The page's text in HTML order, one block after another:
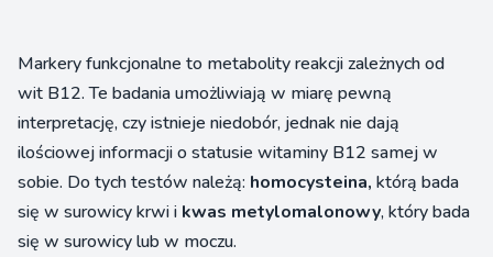
Markery funkcjonalne to metabolity reakcji zależnych od
wit B12. Te badania umożliwiają w miarę pewną
interpretację, czy istnieje niedobór, jednak nie dają
ilościowej informacji o statusie witaminy B12 samej w
sobie. Do tych testów należą: homocysteina, którą bada
się w surowicy krwi i kwas metylomalonowy, który bada
się w surowicy lub w moczu.